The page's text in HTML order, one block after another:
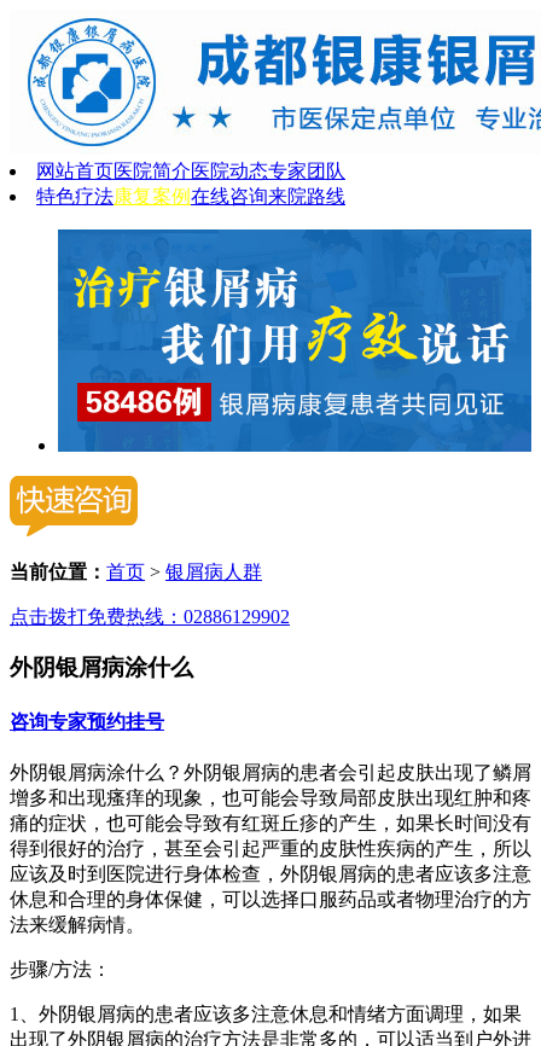
网站首页医院简介医院动态专家团队
特色疗法康复案例在线咨询来院路线
当前位置： 首页 > 银屑病人群
点击拨打免费热线：02886129902
外阴银屑病涂什么
咨询专家预约挂号
外阴银屑病涂什么？外阴银屑病的患者会引起皮肤出现了鳞屑
增多和出现瘙痒的现象，也可能会导致局部皮肤出现红肿和疼
痛的症状，也可能会导致有红斑丘疹的产生，如果长时间没有
得到很好的治疗，甚至会引起严重的皮肤性疾病的产生，所以
应该及时到医院进行身体检查，外阴银屑病的患者应该多注意
休息和合理的身体保健，可以选择口服药品或者物理治疗的方
法来缓解病情。
步骤/方法：
1、外阴银屑病的患者应该多注意休息和情绪方面调理，如果
出现了外阴银屑病的治疗方法是非常多的，可以适当到户外进